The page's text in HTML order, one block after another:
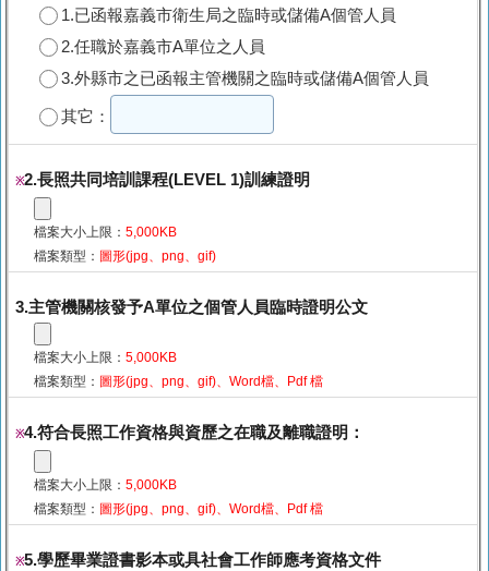
1.已函報嘉義市衛生局之臨時或儲備A個管人員
2.任職於嘉義市A單位之人員
3.外縣市之已函報主管機關之臨時或儲備A個管人員
其它：
※2.長照共同培訓課程(LEVEL 1)訓練證明
檔案大小上限： 5,000KB
檔案類型： 圖形(jpg、png、gif)
3.主管機關核發予A單位之個管人員臨時證明公文
檔案大小上限： 5,000KB
檔案類型： 圖形(jpg、png、gif)、Word檔、Pdf 檔
※4.符合長照工作資格與資歷之在職及離職證明：
檔案大小上限： 5,000KB
檔案類型： 圖形(jpg、png、gif)、Word檔、Pdf 檔
※5.學歷畢業證書影本或具社會工作師應考資格文件